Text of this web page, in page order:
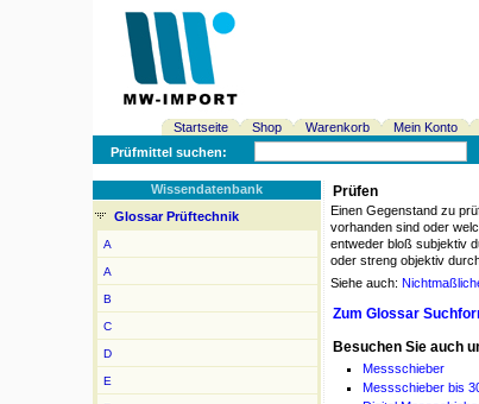
Startseite Shop Warenkorb Mein Konto
Prüfmittel suchen:
Wissendatenbank
Glossar Prüftechnik
A
A
B
C
D
E
Prüfen
Einen Gegenstand zu
vorhanden sind oder
entweder bloß subjektiv
oder streng objektiv
Siehe auch:
Zum Glossar
Besuchen Sie auch
Messschieber
Messschieber bis